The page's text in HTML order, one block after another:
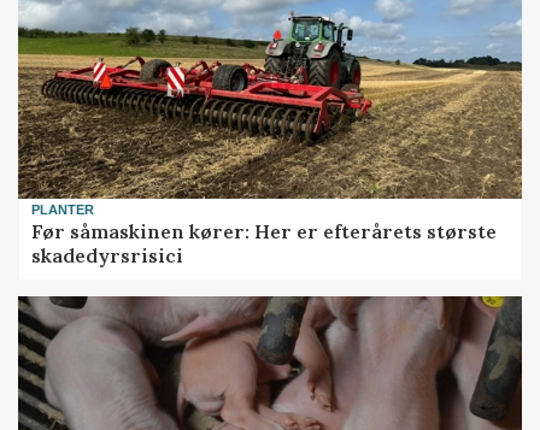
PLANTER
Før såmaskinen kører: Her er efterårets største
skadedyrsrisici